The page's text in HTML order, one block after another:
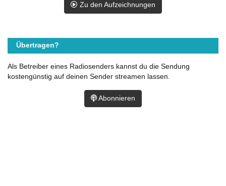
Zu den Aufzeichnungen
Übertragen?
Als Betreiber eines Radiosenders kannst du die Sendung
kostengünstig auf deinen Sender streamen lassen.
Abonnieren